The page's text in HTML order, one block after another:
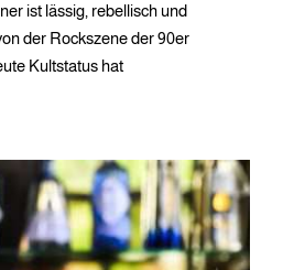
ist lässig, rebellisch und
der Rockszene der 90er
Kultstatus hat